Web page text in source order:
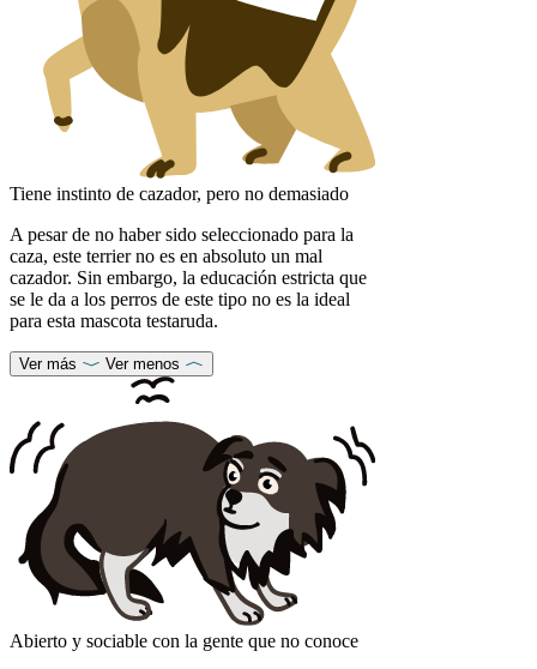
Tiene instinto de cazador, pero no demasiado
A pesar de no haber sido seleccionado para la
caza, este terrier no es en absoluto un mal
cazador. Sin embargo, la educación estricta que
se le da a los perros de este tipo no es la ideal
para esta mascota testaruda.
Ver más Ver menos
Abierto y sociable con la gente que no conoce